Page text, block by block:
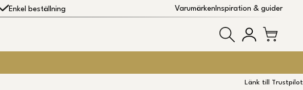
Enkel beställning VarumärkenInspiration & guider
Länk till Trustpilot